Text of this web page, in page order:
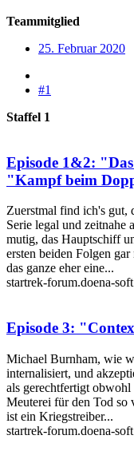
Teammitglied
25. Februar 2020
#1
Staffel 1
Episode 1&2:
"Kampf beim
Zuerstmal find ich's gut,
Serie legal und zeitnahe
mutig, das Hauptschiff
ersten beiden Folgen
das ganze eher eine...
startrek-forum.doena-
Episode 3:
Michael Burnham, wie
internalisiert, und
als gerechtfertigt
Meuterei für den Tod so
ist ein Kriegstreiber...
startrek-forum.doena-